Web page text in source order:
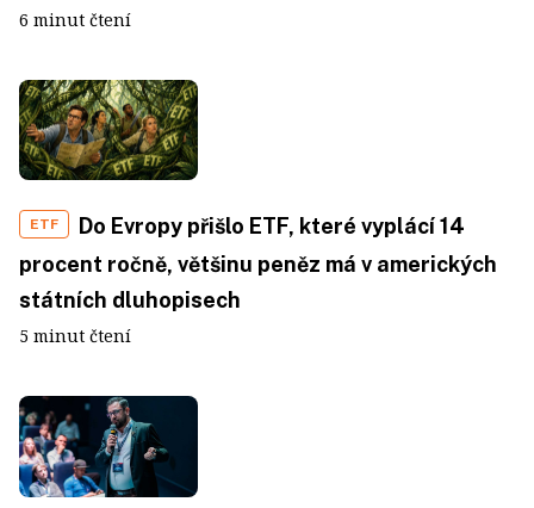
6 minut čtení
ETF
Do Evropy přišlo ETF, které vyplácí 14
procent ročně, většinu peněz má v amerických
státních dluhopisech
5 minut čtení